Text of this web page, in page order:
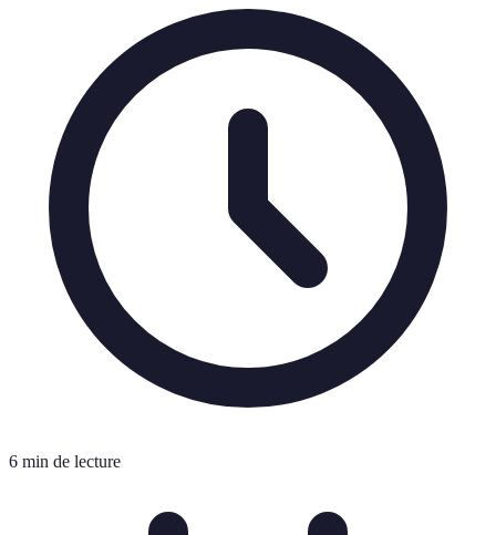
6 min de lecture